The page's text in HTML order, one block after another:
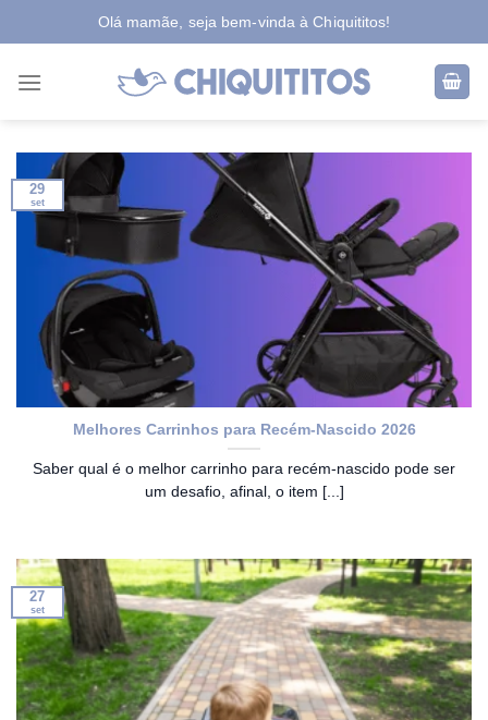
to
Olá mamãe, seja bem-vinda à Chiquititos!
Melhores Carrinhos para Recém-Nascido 2026
Saber qual é o melhor carrinho para recém-nascido pode ser
um desafio, afinal, o item [...]
29
set
27
set